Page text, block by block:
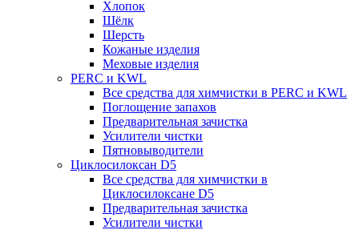
Хлопок
Шёлк
Шерсть
Кожаные изделия
Меховые изделия
PERC и KWL
Все средства для химчистки в PERC и KWL
Поглощение запахов
Предварительная зачистка
Усилители чистки
Пятновыводители
Циклосилоксан D5
Все средства для химчистки в
Циклосилоксане D5
Предварительная зачистка
Усилители чистки